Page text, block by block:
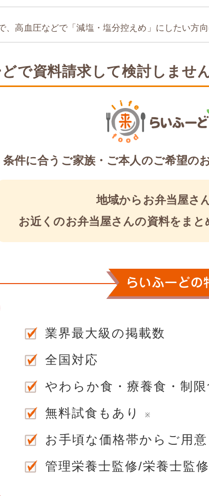
、高血圧などで「減塩・塩分控えめ」にしたい方
で資料請求して検討しませ
条件に合うご家族・ご本人のご希望の
地域からお弁当屋さ
お近くのお弁当屋さんの資料を まと
業界最大級の掲載数
全国対応
やわらか食・療養食・制限
無料試食もあり
※
お手頃な価格帯からご用意
管理栄養士監修/栄養士監